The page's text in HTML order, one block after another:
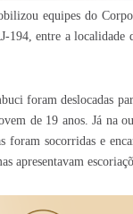
equipes do
194, entre a
foram deslocadas
de 19 anos. Já na
foram socorridas e
apresentavam